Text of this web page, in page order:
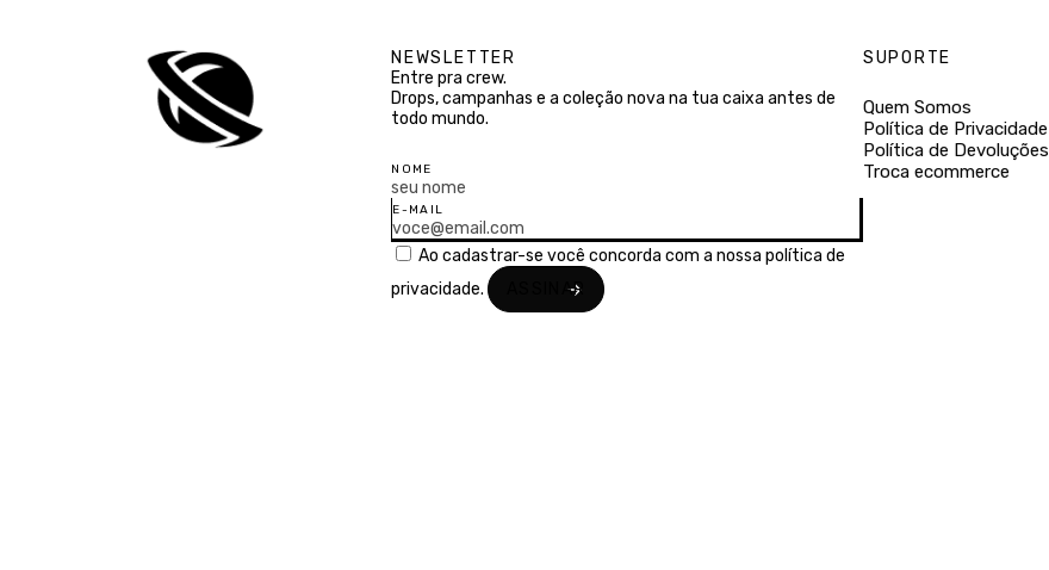
NEWSLETTER
Entre pra crew.
Drops, campanhas e a coleção nova na tua caixa antes de
todo mundo.
NOME
E-MAIL
Ao cadastrar-se você concorda com a nossapolítica de
privacidade.
SUPORTE
Quem Somos
Política de Privacidade
Política de Devoluções
Troca ecommerce